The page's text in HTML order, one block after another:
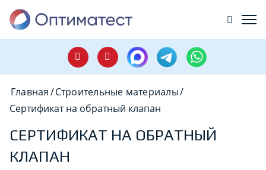
Главная/Строительные материалы/
Сертификат на обратный клапан
СЕРТИФИКАТ НА ОБРАТНЫЙ
КЛАПАН